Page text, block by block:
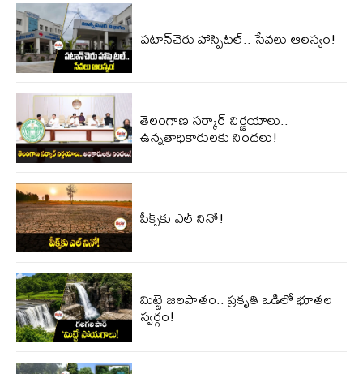
పటాన్‌చెరు హాస్పిటల్.. సేవలు ఆలస్యం!
తెలంగాణ సర్కార్ నిర్ణయాలు..
ఉన్నతాధికారులకు నిందలు!
పీక్స్‌కు ఎల్‌ నినో!
మిట్టె జలపాతం.. ప్రకృతి ఒడిలో భూతల
స్వర్గం!